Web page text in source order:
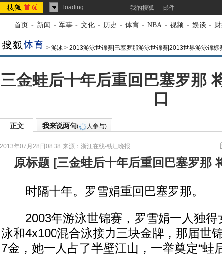
loading... 我的搜狐 邮件
首页 - 新闻 - 军事 - 文化 - 历史 - 体育 - NBA - 视频 - 娱谈 -
> 游泳 > 2013游泳世锦赛|巴塞罗那游泳世锦赛|2013世界游泳锦标
三金蛙后十年后重回巴塞罗那
口
正文 我来说两句( 人参与)
2013年07月28日08:38 来源： 浙江在线-钱江晚报
原标题 [三金蛙后十年后重回巴塞罗那
时隔十年。罗雪娟重回巴塞罗那。
2003年游泳世锦赛，罗雪娟一人独得
泳和4x100混合泳接力三块金牌，那届世
7金，她一人占了半壁江山，一举奠定“蛙